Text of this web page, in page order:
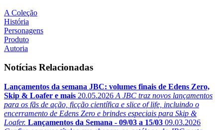
A Coleção
História
Personagens
Produto
Autoria
Notícias Relacionadas
Lançamentos da semana JBC: volumes finais de Edens Zero,
Skip & Loafer e mais 20.05.2026 A JBC traz novos lançamentos
para os fãs de ação, ficção científica e slice of life, incluindo o
encerramento de Edens Zero e brindes especiais para Skip &
Loafer. Lançamentos da Semana - 09/03 a 15/03 09.03.2026